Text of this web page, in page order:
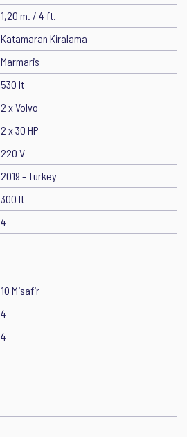
1,20 m. / 4 ft.
Katamaran Kiralama
Marmaris
530 lt
2 x Volvo
2 x 30 HP
220 V
2019 - Turkey
300 lt
4
10 Misafir
4
4